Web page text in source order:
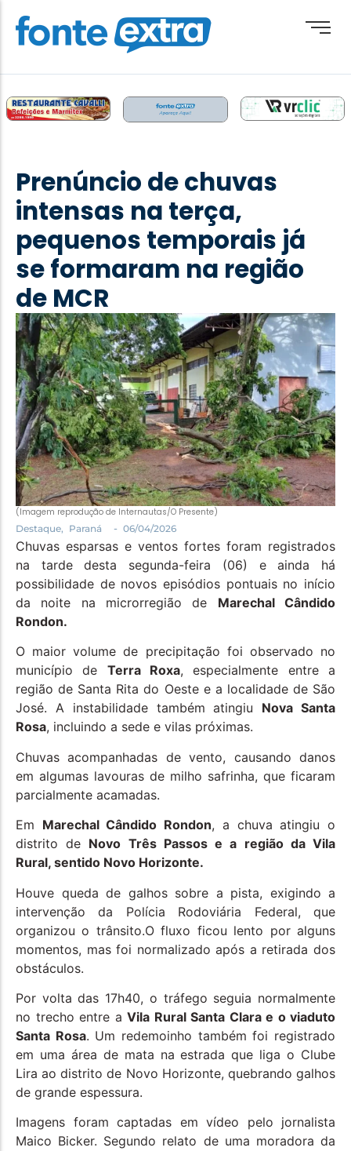
Destaque
Esporte
Geral
Obituário
Paraguai
Paraná
Política
Santa Helena e Região
Saúde e Bem-Estar
Prenúncio de chuvas
intensas na terça,
pequenos temporais já
se formaram na região
de MCR
(Imagem reprodução de Internautas/O Presente)
Destaque, Paraná - 06/04/2026
Chuvas esparsas e ventos fortes foram registrados
na tarde desta segunda-feira (06) e ainda há
possibilidade de novos episódios pontuais no início
da noite na microrregião de Marechal Cândido
Rondon.
O maior volume de precipitação foi observado no
município de Terra Roxa, especialmente entre a
região de Santa Rita do Oeste e a localidade de São
José. A instabilidade também atingiu Nova Santa
Rosa, incluindo a sede e vilas próximas.
Chuvas acompanhadas de vento, causando danos
em algumas lavouras de milho safrinha, que ficaram
parcialmente acamadas.
Em Marechal Cândido Rondon, a chuva atingiu o
distrito de Novo Três Passos e a região da Vila
Rural, sentido Novo Horizonte.
Houve queda de galhos sobre a pista, exigindo a
intervenção da Polícia Rodoviária Federal, que
organizou o trânsito.O fluxo ficou lento por alguns
momentos, mas foi normalizado após a retirada dos
obstáculos.
Por volta das 17h40, o tráfego seguia normalmente
no trecho entre a Vila Rural Santa Clara e o viaduto
Santa Rosa. Um redemoinho também foi registrado
em uma área de mata na estrada que liga o Clube
Lira ao distrito de Novo Horizonte, quebrando galhos
de grande espessura.
Imagens foram captadas em vídeo pelo jornalista
Maico Bicker. Segundo relato de uma moradora da